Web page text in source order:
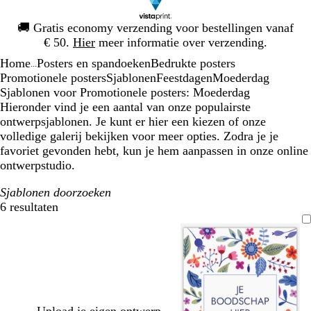
🚚 Gratis economy verzending voor bestellingen vanaf
€ 50. Hier meer informatie over verzending.
1
Home Posters en spandoekenBedrukte posters
Promotionele postersSjablonenFeestdagenMoederdag
Sjablonen voor Promotionele posters: Moederdag
Hieronder vind je een aantal van onze populairste
ontwerpsjablonen. Je kunt er hier een kiezen of onze
volledige galerij bekijken voor meer opties. Zodra je je
favoriet gevonden hebt, kun je hem aanpassen in onze online
ontwerpstudio.
Sjablonen doorzoeken
6 resultaten
Filters